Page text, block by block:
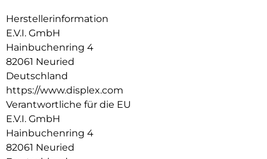
sondern das gesamte Gehäuse geschützt – ohne aufzutragen
umlaufende Dichtung sorgt für eine IP68-Zertifizierung, die
die Uhr effektiv vor Wasser und Staub schützt – ideal für
sportliche Aktivitäten, Outdoor-Einsätze und den täglichen
Gebrauch.
Eine High-Tech-Anti-Fingerprint-Beschichtung reduziert
Fingerabdrücke und erleichtert die Reinigung, während die
reaktionsschnelle Touch- und Button-Bedienung vollständig
erhalten bleibt. Die Uhr lässt sich zudem komfortabel laden,
ohne den Schutz entfernen zu müssen. Dank Snap-On-
Technologie ist die Montage ebenso einfach wie die
Herstellerinformation
E.V.I. GmbH
Hainbuchenring 4
82061 Neuried
Deutschland
https://www.displex.com
Verantwortliche für die EU
E.V.I. GmbH
Hainbuchenring 4
82061 Neuried